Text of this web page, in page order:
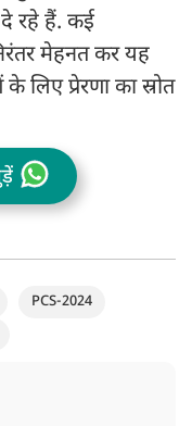
रहे हैं. कई
मेहनत कर यह
प्रेरणा का स्रोत
PCS-2024